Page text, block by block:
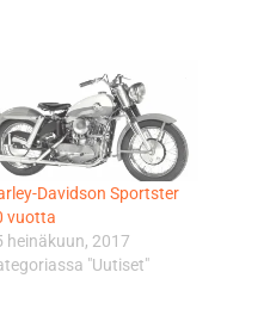
Davidson Sportster
vuotta
heinäkuun, 2017
"Uutiset"